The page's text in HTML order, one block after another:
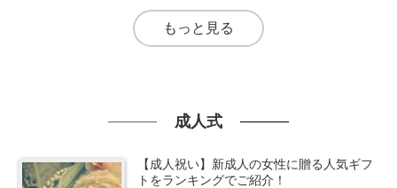
もっと見る
成人式
【成人祝い】新成人の女性に贈る人気ギフ
トをランキングでご紹介！